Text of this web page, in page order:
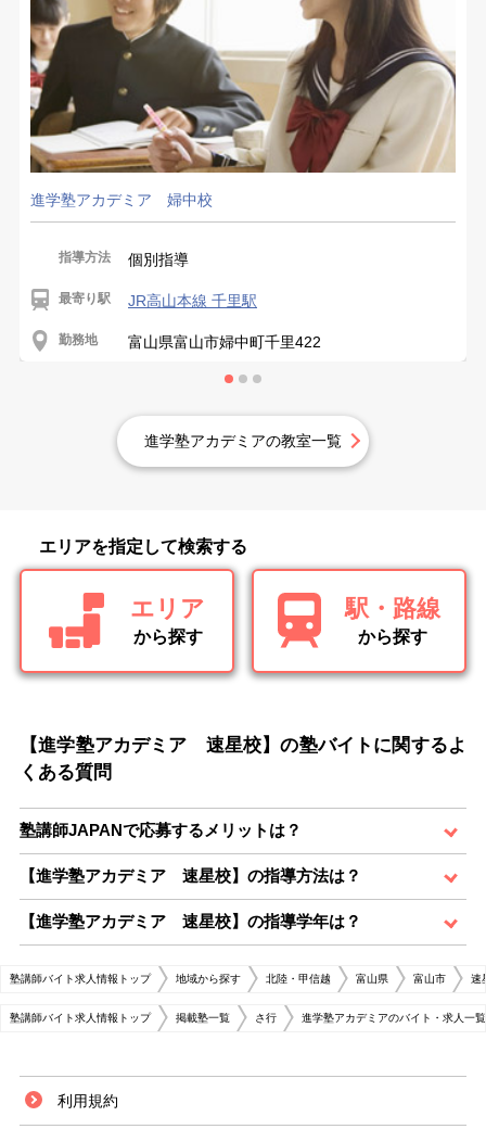
進学塾アカデミア 婦中校
指導方法 個別指導
最寄り駅 JR高山本線 千里駅
勤務地 富山県富山市婦中町千里422
進学塾アカデミアの教室一覧
エリアを指定して検索する
エリア
から探す
駅・路線
から探す
【進学塾アカデミア 速星校】の塾バイトに関するよ
くある質問
塾講師JAPANで応募するメリットは？
【進学塾アカデミア 速星校】の指導方法は？
【進学塾アカデミア 速星校】の指導学年は？
塾講師バイト求人情報トップ 地域から探す 北陸・甲信越 富山県 富山市 速
塾講師バイト求人情報トップ 掲載塾一覧 さ行 進学塾アカデミアのバイト・求人一覧
利用規約